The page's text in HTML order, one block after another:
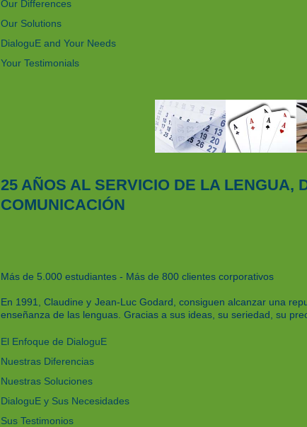
Our Differences
Our Solutions
DialoguE and Your Needs
Your Testimonials
25 AÑOS AL SERVICIO DE LA LENGUA,
COMUNICACIÓN
Más de 5.000 estudiantes - Más de 800 clientes corporativos
En 1991, Claudine y Jean-Luc Godard, consiguen alcanzar una
enseñanza de las lenguas. Gracias a sus ideas, su seriedad, su
El Enfoque de DialoguE
Nuestras Diferencias
Nuestras Soluciones
DialoguE y Sus Necesidades
Sus Testimonios